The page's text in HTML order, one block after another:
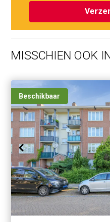
MISSCHIEN OOK
Beschikbaar